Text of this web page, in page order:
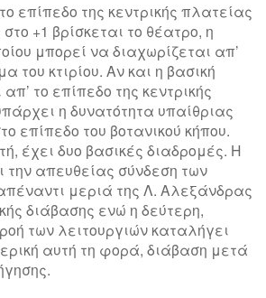
επίπεδο της κεντρικής πλατείας
+1 βρίσκεται το θέατρο, η
μπορεί να διαχωρίζεται απ’
του κτιρίου. Αν και η βασική
το επίπεδο της κεντρικής
η δυνατότητα υπαίθριας
επίπεδο του βοτανικού κήπου.
έχει δυο βασικές διαδρομές. Η
απευθείας σύνδεση των
μεριά της Λ. Αλεξάνδρας
διάβασης ενώ η δεύτερη,
των λειτουργιών καταλήγει
αυτή τη φορά, διάβαση μετά